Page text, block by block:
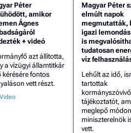
Péter
amikor
Ágnes
+ videó
azt állította,
a vízügyi államtitkár
kérésére fontos
vett részt.
Magyar Péter
elmúlt napok
megmutatták,
igazi
is
tudatosan
víz
Lehűlt az idő,
tartottak
tájékoztatót,
meglepő
miniszterelnök
vett.